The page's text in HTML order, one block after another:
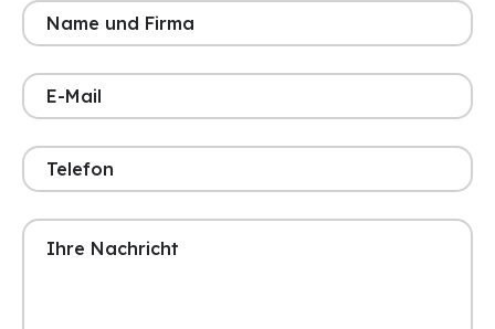
Name
und
Firma(erforderlich)
E-
Mail(erforderlich)
Telefon(erforderlich)
Ihre
Nachricht(erforderlich)